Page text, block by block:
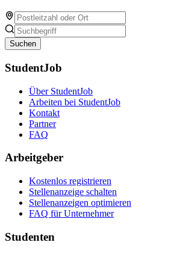
Suchen
StudentJob
Über StudentJob
Arbeiten bei StudentJob
Kontakt
Partner
FAQ
Arbeitgeber
Kostenlos registrieren
Stellenanzeige schalten
Stellenanzeigen optimieren
FAQ für Unternehmer
Studenten